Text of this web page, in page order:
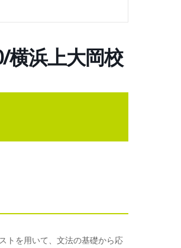
横浜上大岡校
トを用いて、文法の基礎から応